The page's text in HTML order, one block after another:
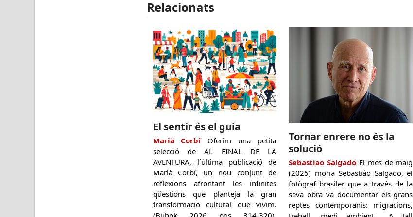
Relacionats
El sentir és el guia
Marià Corbí Oferim una petita
selecció de AL FINAL DE LA
AVENTURA, l´última publicació de
Marià Corbí, un nou conjunt de
reflexions afrontant les infinites
qüestions que planteja la gran
transformació cultural que vivim.
Tornar enrere no és la
solució
Sebastiao Salgado El mes de maig
(2025) moria Sebastiâo Salgado, el
fotògraf brasiler que a través de la
seva obra va documentar els grans
reptes contemporanis: migracions,